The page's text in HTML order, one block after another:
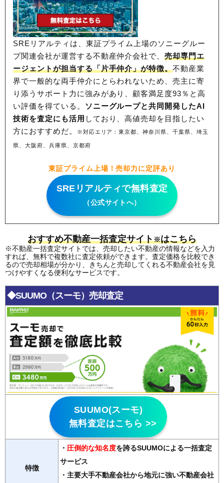
SREリアルティは、東証プライム上場のソニーグルー
プ関連会社が運営する不動産仲介会社で、売却専門エ
ージェントが担当する「片手仲介」が特徴。不動産業
界で一般的な両手仲介にとらわれないため、売主に寄
り添うサポート力に強みがあり、顧客満足度93％と高
い評価を得ている。 ソニーグループと共同開発したAI
技術を査定にも活用 しており、高値売却を目指したい
方におすすめだ。
※対応エリア：東京都、神奈川県、千葉県、埼玉
県、大阪府、兵庫県、京都府
東証プライム上場！売却力に定評あり
SREリアルティで無料査定
（公式サイトへ）
おすすめ不動産一括査定サイト※はこちら
※不動産一括査定サイトでは、売却したい不動産の情報などを入力
すれば、無料で複数社に査定依頼ができます。査定価格を比較でき
るので売却相場が分かり、きちんと売却してくれる不動産会社を見
つけやすくなる便利なサービスです。
◆SUUMO（スーモ）売却査定
SUUMO(スーモ)
無料査定はこちら >>
特徴
・ 圧倒的な知名度を誇るSUUMOによる一括査定
サービス
・主要大手不動産会社から地元に強い不動産会社